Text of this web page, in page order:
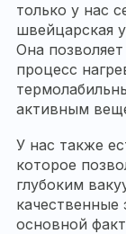
только у нас
швейцарская
Она
процесс
активным
У нас также
которое
глубоким
основной